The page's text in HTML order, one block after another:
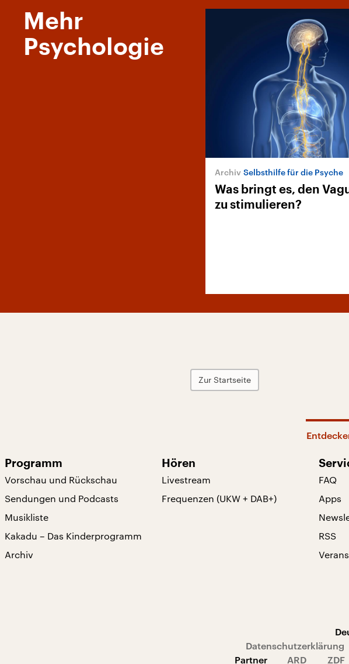
Mehr
Psychologie
Selbsthilfe für die Psyche
Was bringt es, den
zu stimulieren?
Zur Startseite
Programm
Vorschau und Rückschau
Sendungen und Podcasts
Musikliste
Kakadu – Das Kinderprogramm
Archiv
Hören
Livestream
Frequenzen (UKW + DAB+)
FAQ
Apps
RSS
Datenschutzerklärung
Partner
ARD ZDF